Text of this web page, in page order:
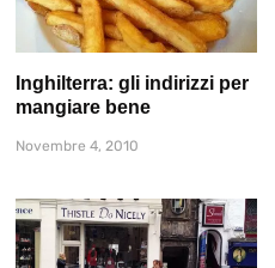
Inghilterra: gli indirizzi per
mangiare bene
Novembre 4, 2010